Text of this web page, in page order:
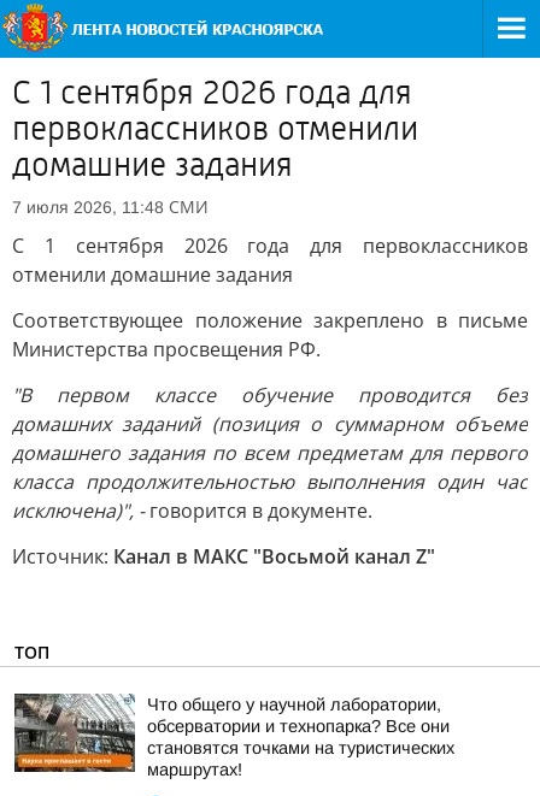
С 1 сентября 2026 года для
первоклассников отменили
домашние задания
7 июля 2026, 11:48 СМИ
С 1 сентября 2026 года для первоклассников
отменили домашние задания
Соответствующее положение закреплено в письме
Министерства просвещения РФ.
"В первом классе обучение проводится без
домашних заданий (позиция о суммарном объеме
домашнего задания по всем предметам для первого
класса продолжительностью выполнения один час
исключена)", -говорится в документе.
Источник: Канал в МАКС "Восьмой канал Z"
ТОП
Что общего у научной лаборатории,
обсерватории и технопарка? Все они
становятся точками на туристических
маршрутах!